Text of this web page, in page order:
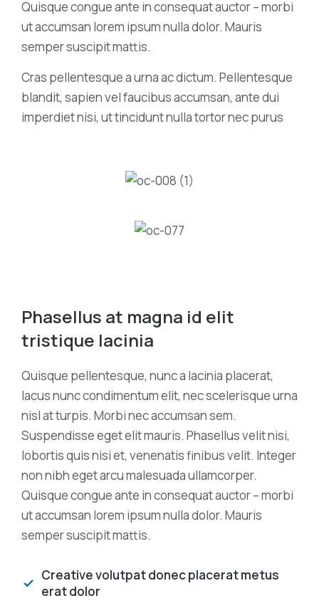
Quisque congue ante in consequat auctor – morbi
ut accumsan lorem ipsum nulla dolor. Mauris
semper suscipit mattis.
Cras pellentesque a urna ac dictum. Pellentesque
blandit, sapien vel faucibus accumsan, ante dui
imperdiet nisi, ut tincidunt nulla tortor nec purus
Phasellus at magna id elit
tristique lacinia
Quisque pellentesque, nunc a lacinia placerat,
lacus nunc condimentum elit, nec scelerisque urna
nisl at turpis. Morbi nec accumsan sem.
Suspendisse eget elit mauris. Phasellus velit nisi,
lobortis quis nisi et, venenatis finibus velit. Integer
non nibh eget arcu malesuada ullamcorper.
Quisque congue ante in consequat auctor – morbi
ut accumsan lorem ipsum nulla dolor. Mauris
semper suscipit mattis.
Creative volutpat donec placerat metus
erat dolor